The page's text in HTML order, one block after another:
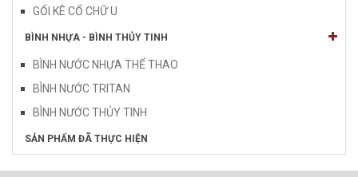
GỐI KÊ CỔ CHỮ U
BÌNH NHỰA - BÌNH THỦY TINH
BÌNH NƯỚC NHỰA THỂ THAO
BÌNH NƯỚC TRITAN
BÌNH NƯỚC THỦY TINH
SẢN PHẨM ĐÃ THỰC HIỆN